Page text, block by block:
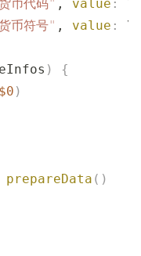
币代码" , value :
币符号" , value :
)
{
$0 )
prepareData ()